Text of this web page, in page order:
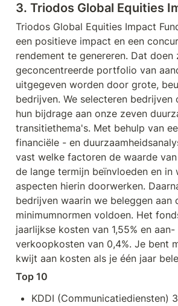
duurzame sectoren en bedrijven
Beleg in dit fonds
Fondsdocumenten *Gemiddeld
nettorendement per jaar t/m 31
december, na aftrek van de kosten
van het fonds Kies je voor het ASN
Milieu & Waterfonds?
3. Triodos Global Equities
Triodos Global Equities Impact
een positieve impact en een
rendement te genereren. Dat doen
geconcentreerde portfolio van
uitgegeven worden door grote,
bedrijven. We selecteren bedrijven
hun bijdrage aan onze zeven
transitiethema's. Met behulp van
financiële - en
vast welke factoren de waarde
de lange termijn beïnvloeden en in
aspecten hierin doorwerken.
bedrijven waarin we beleggen aan
minimumnormen voldoen. Het
jaarlijkse kosten van 1,55% en aan-
verkoopkosten van 0,4%. Je bent
kwijt aan kosten als je één jaar
Top 10
KDDI (Communicatiediensten)